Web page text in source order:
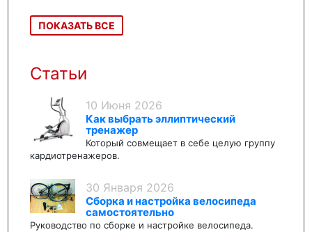
ПОКАЗАТЬ ВСЕ
Статьи
10 Июня 2026
Как выбрать эллиптический
тренажер
Который совмещает в себе целую группу
кардиотренажеров.
30 Января 2026
Сборка и настройка велосипеда
самостоятельно
Руководство по сборке и настройке велосипеда.